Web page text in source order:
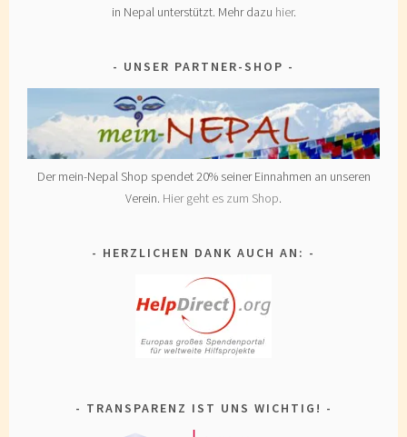
in Nepal unterstützt. Mehr dazu hier.
UNSER PARTNER-SHOP
Der mein-Nepal Shop spendet 20% seiner Einnahmen an unseren
Verein. Hier geht es zum Shop.
HERZLICHEN DANK AUCH AN:
TRANSPARENZ IST UNS WICHTIG!